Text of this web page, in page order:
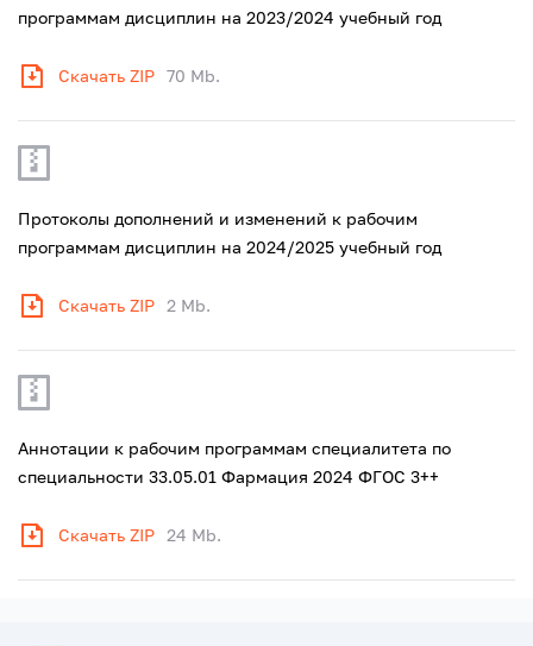
программам дисциплин на 2023/2024 учебный год
Скачать ZIP 70 Mb.
Протоколы дополнений и изменений к рабочим
программам дисциплин на 2024/2025 учебный год
Скачать ZIP 2 Mb.
Аннотации к рабочим программам специалитета по
специальности 33.05.01 Фармация 2024 ФГОС 3++
Скачать ZIP 24 Mb.